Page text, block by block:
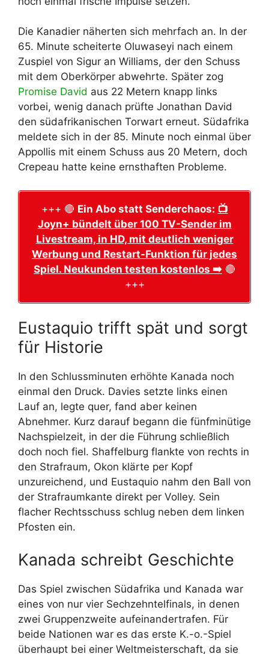
Die Kanadier näherten sich mehrfach an. In der
65. Minute scheiterte Oluwaseyi nach einem
Zuspiel von Sigur an Williams, der den Schuss
mit dem Oberkörper abwehrte. Später zog
Promise David aus 22 Metern knapp links
vorbei, wenig danach prüfte Jonathan David
den südafrikanischen Torwart erneut. Südafrika
meldete sich in der 85. Minute noch einmal über
Appollis mit einem Schuss aus 20 Metern, doch
Crepeau hatte keine ernsthaften Probleme.
+++ 🔴 Ein Abo statt Senderchaos: 📺
Joyn+ bündelt über 100 TV-Sender im
Livestream, in HD, mit deutlich weniger
Werbung und Restart-Funktion für jedes
Spiel. Neukunden testen kostenlos ➡️ 🔴
+++
Eustaquio trifft spät und sorgt
für Historie
In den Schlussminuten erhöhte Kanada noch
einmal den Druck. Davies setzte links einen
Lauf an, legte quer, fand aber keinen
Abnehmer. Kurz darauf begann die fünfminütige
Nachspielzeit, in der die Führung schließlich
doch noch fiel. Shaffelburg flankte von rechts in
den Strafraum, Okon klärte per Kopf
unzureichend, und Eustaquio nahm den Ball von
der Strafraumkante direkt per Volley. Sein
flacher Rechtsschuss schlug neben dem linken
Pfosten ein.
Kanada schreibt Geschichte
Das Spiel zwischen Südafrika und Kanada war
eines von nur vier Sechzehntelfinals, in denen
zwei Gruppenzweite aufeinandertrafen. Für
beide Nationen war es das erste K.-o.-Spiel
überhaupt bei einer Weltmeisterschaft, da sie